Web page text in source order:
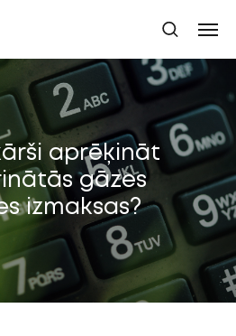
aprēķināt
gāzes
izmaksas?